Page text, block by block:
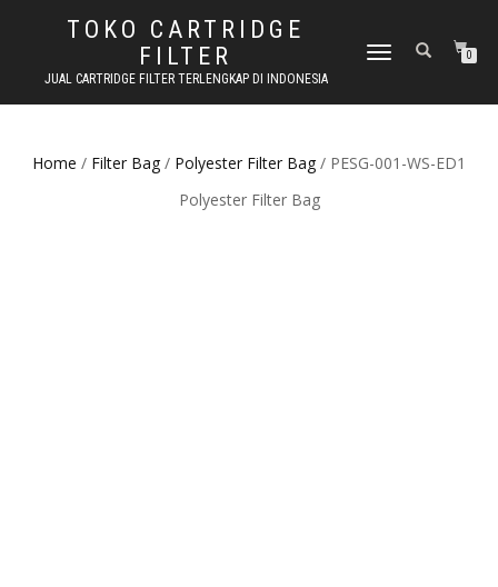
TOKO CARTRIDGE
FILTER
JUAL CARTRIDGE FILTER TERLENGKAP DI INDONESIA
TOGGLE NAVIGATION0
Home / Filter Bag / Polyester Filter Bag / PESG-001-WS-ED1
Polyester Filter Bag